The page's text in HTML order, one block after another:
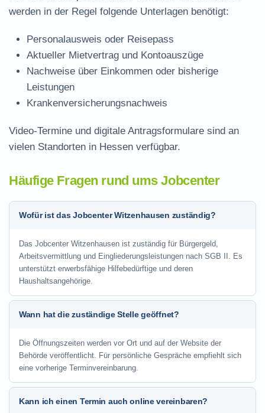
werden in der Regel folgende Unterlagen benötigt:
Personalausweis oder Reisepass
Aktueller Mietvertrag und Kontoauszüge
Nachweise über Einkommen oder bisherige
Leistungen
Krankenversicherungsnachweis
Video-Termine und digitale Antragsformulare sind an
vielen Standorten in Hessen verfügbar.
Häufige Fragen rund ums Jobcenter
Wofür ist das Jobcenter Witzenhausen zuständig?
Das Jobcenter Witzenhausen ist zuständig für Bürgergeld,
Arbeitsvermittlung und Eingliederungsleistungen nach SGB II. Es
unterstützt erwerbsfähige Hilfebedürftige und deren
Haushaltsangehörige.
Wann hat die zuständige Stelle geöffnet?
Die Öffnungszeiten werden vor Ort und auf der Website der
Behörde veröffentlicht. Für persönliche Gespräche empfiehlt sich
eine vorherige Terminvereinbarung.
Kann ich einen Termin auch online vereinbaren?